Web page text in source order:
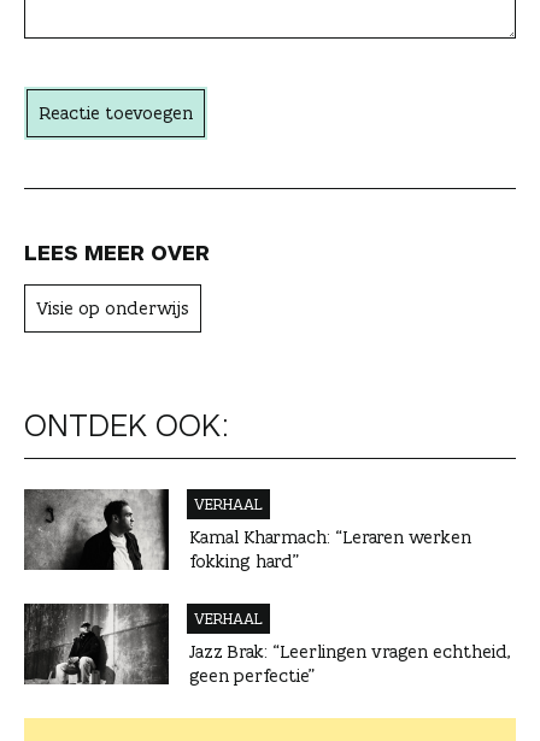
t
e
Reactie toevoegen
LEES MEER OVER
Visie op onderwijs
ONTDEK OOK:
VERHAAL
Kamal Kharmach: “Leraren werken
fokking hard”
VERHAAL
Jazz Brak: “Leerlingen vragen echtheid,
geen perfectie”